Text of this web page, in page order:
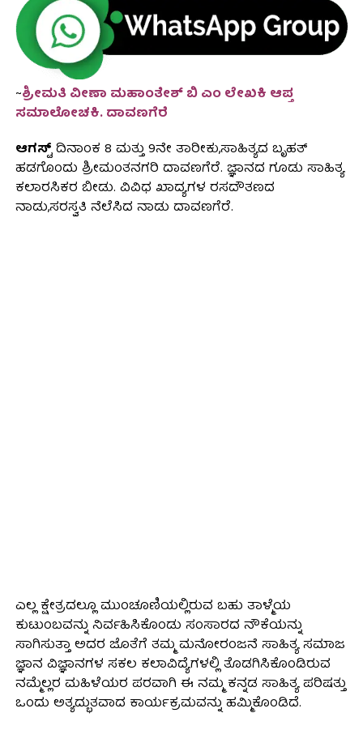
~ಶ್ರೀಮತಿ ವೀಣಾ ಮಹಾಂತೇಶ್ ಬಿ ಎಂ ಲೇಖಕಿ ಆಪ್ತ
ಸಮಾಲೋಚಕಿ. ದಾವಣಗೆರೆ
ಆಗಸ್ಟ್ದಿನಾಂಕ 8 ಮತ್ತು 9ನೇ ತಾರೀಕು,ಸಾಹಿತ್ಯದ ಬೃಹತ್
ಹಡಗೊಂದು ಶ್ರೀಮಂತನಗರಿ ದಾವಣಗೆರೆ. ಜ್ಞಾನದ ಗೂಡು ಸಾಹಿತ್ಯ
ಕಲಾರಸಿಕರ ಬೀಡು. ವಿವಿಧ ಖಾದ್ಯಗಳ ರಸದೌತಣದ
ನಾಡು,ಸರಸ್ವತಿ ನೆಲೆಸಿದ ನಾಡು ದಾವಣಗೆರೆ.
ಎಲ್ಲ ಕ್ಷೇತ್ರದಲ್ಲೂ ಮುಂಚೂಣಿಯಲ್ಲಿರುವ ಬಹು ತಾಳ್ಮೆಯ
ಕುಟುಂಬವನ್ನು ನಿರ್ವಹಿಸಿಕೊಂಡು ಸಂಸಾರದ ನೌಕೆಯನ್ನು
ಸಾಗಿಸುತ್ತಾ ಅದರ ಜೊತೆಗೆ ತಮ್ಮ ಮನೋರಂಜನೆ ಸಾಹಿತ್ಯ ಸಮಾಜ
ಜ್ಞಾನ ವಿಜ್ಞಾನಗಳ ಸಕಲ ಕಲಾವಿದ್ಯೆಗಳಲ್ಲಿ ತೊಡಗಿಸಿಕೊಂಡಿರುವ
ನಮ್ಮೆಲ್ಲರ ಮಹಿಳೆಯರ ಪರವಾಗಿ ಈ ನಮ್ಮ ಕನ್ನಡ ಸಾಹಿತ್ಯ ಪರಿಷತ್ತು
ಒಂದು ಅತ್ಯದ್ಭುತವಾದ ಕಾರ್ಯಕ್ರಮವನ್ನು ಹಮ್ಮಿಕೊಂಡಿದೆ.